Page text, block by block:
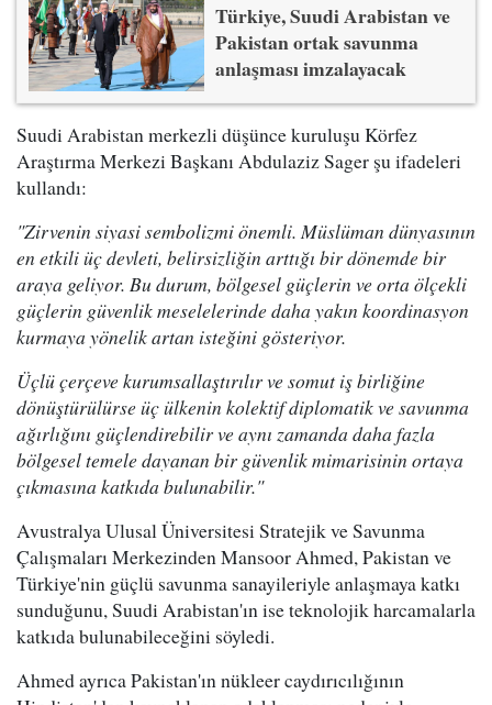
Türkiye, Suudi Arabistan ve
Pakistan ortak savunma
anlaşması imzalayacak
Suudi Arabistan merkezli düşünce kuruluşu Körfez
Araştırma Merkezi Başkanı Abdulaziz Sager şu ifadeleri
kullandı:
"Zirvenin siyasi sembolizmi önemli. Müslüman dünyasının
en etkili üç devleti, belirsizliğin arttığı bir dönemde bir
araya geliyor. Bu durum, bölgesel güçlerin ve orta ölçekli
güçlerin güvenlik meselelerinde daha yakın koordinasyon
kurmaya yönelik artan isteğini gösteriyor.
Üçlü çerçeve kurumsallaştırılır ve somut iş birliğine
dönüştürülürse üç ülkenin kolektif diplomatik ve savunma
ağırlığını güçlendirebilir ve aynı zamanda daha fazla
bölgesel temele dayanan bir güvenlik mimarisinin ortaya
çıkmasına katkıda bulunabilir."
Avustralya Ulusal Üniversitesi Stratejik ve Savunma
Çalışmaları Merkezinden Mansoor Ahmed, Pakistan ve
Türkiye'nin güçlü savunma sanayileriyle anlaşmaya katkı
sunduğunu, Suudi Arabistan'ın ise teknolojik harcamalarla
katkıda bulunabileceğini söyledi.
Ahmed ayrıca Pakistan'ın nükleer caydırıcılığının